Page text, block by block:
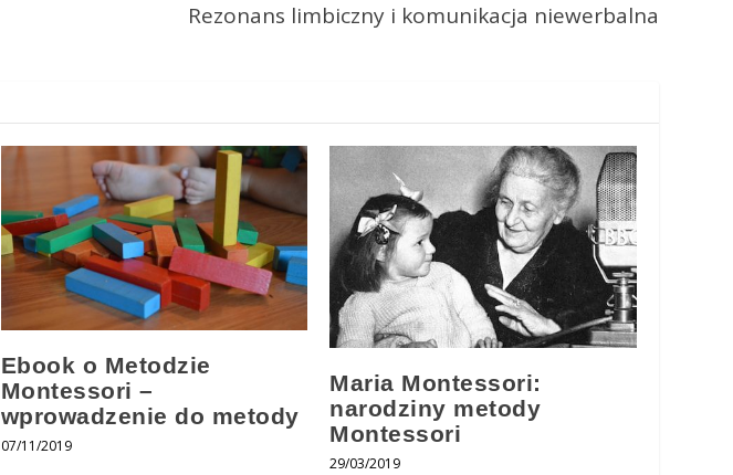
Rezonans limbiczny i komunikacja niewerbalna
Ebook o Metodzie
Montessori –
wprowadzenie do metody
07/11/2019
Maria Montessori:
narodziny metody
Montessori
29/03/2019